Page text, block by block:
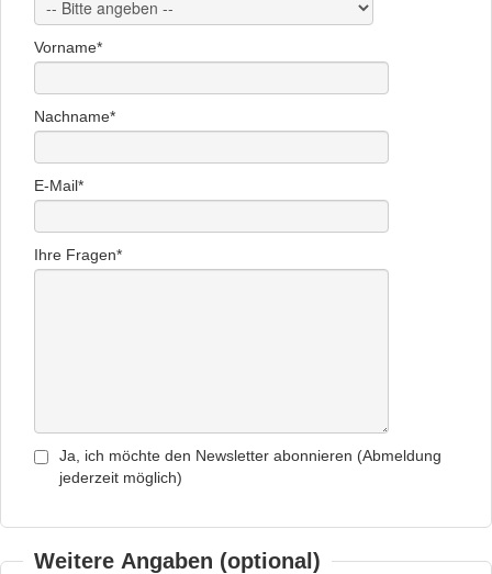
Vorname*
Nachname*
E-Mail*
Ihre Fragen*
Ja, ich möchte den Newsletter abonnieren (Abmeldung
jederzeit möglich)
Weitere Angaben (optional)